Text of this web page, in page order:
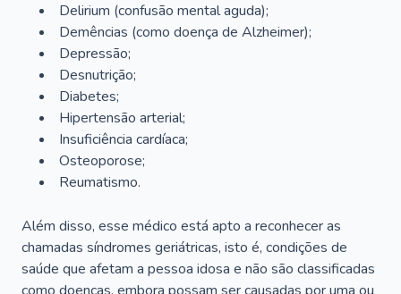
Delirium (confusão mental aguda);
Demências (como doença de Alzheimer);
Depressão;
Desnutrição;
Diabetes;
Hipertensão arterial;
Insuficiência cardíaca;
Osteoporose;
Reumatismo.
Além disso, esse médico está apto a reconhecer as
chamadas síndromes geriátricas, isto é, condições de
saúde que afetam a pessoa idosa e não são classificadas